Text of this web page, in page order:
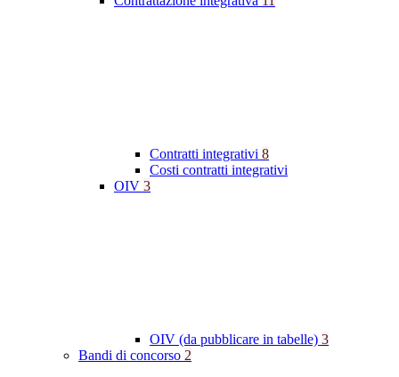
Contratti integrativi 8
Costi contratti integrativi
OIV 3
OIV (da pubblicare in tabelle) 3
Bandi di concorso 2